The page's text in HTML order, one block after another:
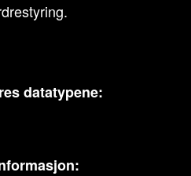
datatypene: